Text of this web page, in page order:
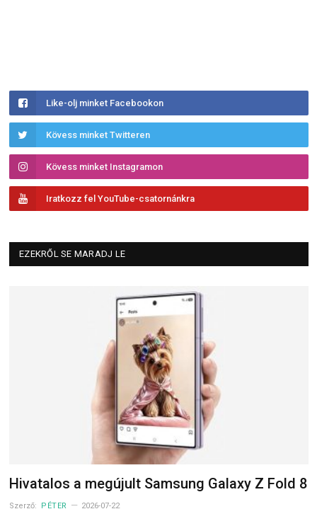
Like-olj minket Facebookon
Kövess minket Twitteren
Kövess minket Instagramon
Iratkozz fel YouTube-csatornánkra
EZEKRŐL SE MARADJ LE
Hivatalos a megújult Samsung Galaxy Z Fold 8
Szerző: PÉTER 2026-07-22